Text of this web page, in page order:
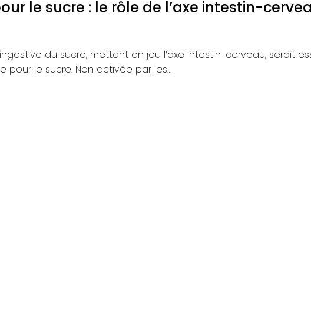
le sucre : le rôle de l’axe intestin-
du sucre, mettant en jeu l’axe intestin-cerveau, serait
pour le sucre. Non activée par les…